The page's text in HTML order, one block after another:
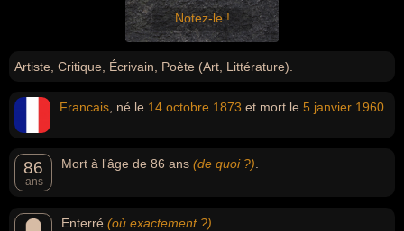
Notez-le !
Artiste, Critique, Écrivain, Poète (Art, Littérature).
Francais , né le 14 octobre 1873 et mort le 5 janvier 1960
86
ans
Mort à l'âge de 86 ans (de quoi ?)
Enterré (où exactement ?)